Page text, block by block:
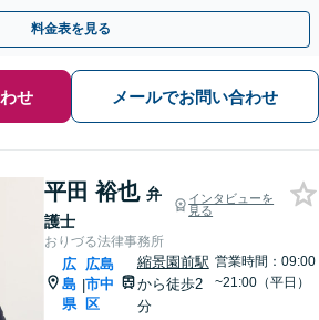
料金表を見る
せ メールでお問い合わせ
平田 裕也 弁
護士
インタビューを
見る
おりづる法律事務所
広
島
県
|
広島
市中
区
縮景園前駅
から徒歩2
分
営業時間：09:00
~21:00（平日）